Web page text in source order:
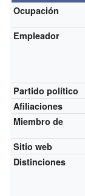
Ocupación
Empleador
Partido político
Afiliaciones
Miembro de
Sitio web
Distinciones